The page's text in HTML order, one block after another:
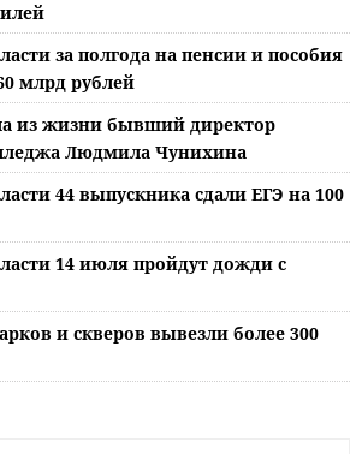
за полгода на пенсии и пособия
млрд рублей
из жизни бывший директор
Людмила Чунихина
44 выпускника сдали ЕГЭ на 100
14 июля пройдут дожди с
и скверов вывезли более 300